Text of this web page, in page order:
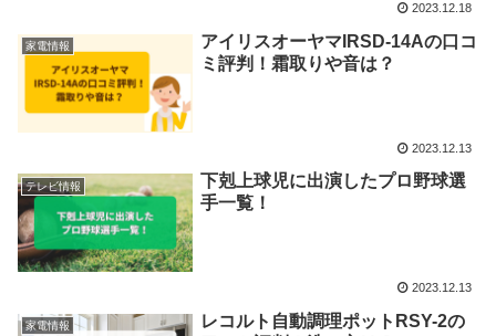
2023.12.18
家電情報
アイリスオーヤマIRSD-14Aの口コ
ミ評判！霜取りや音は？
2023.12.13
テレビ情報
下剋上球児に出演したプロ野球選
手一覧！
2023.12.13
家電情報
レコルト自動調理ポットRSY-2の